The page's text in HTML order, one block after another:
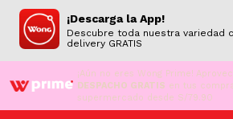
¡Descarga la App!
Descubre toda nuestra variedad
delivery GRATIS
¡Aún no eres Wong Prime!
DESPACHO GRATIS en tus
supermercado desde S/79.90